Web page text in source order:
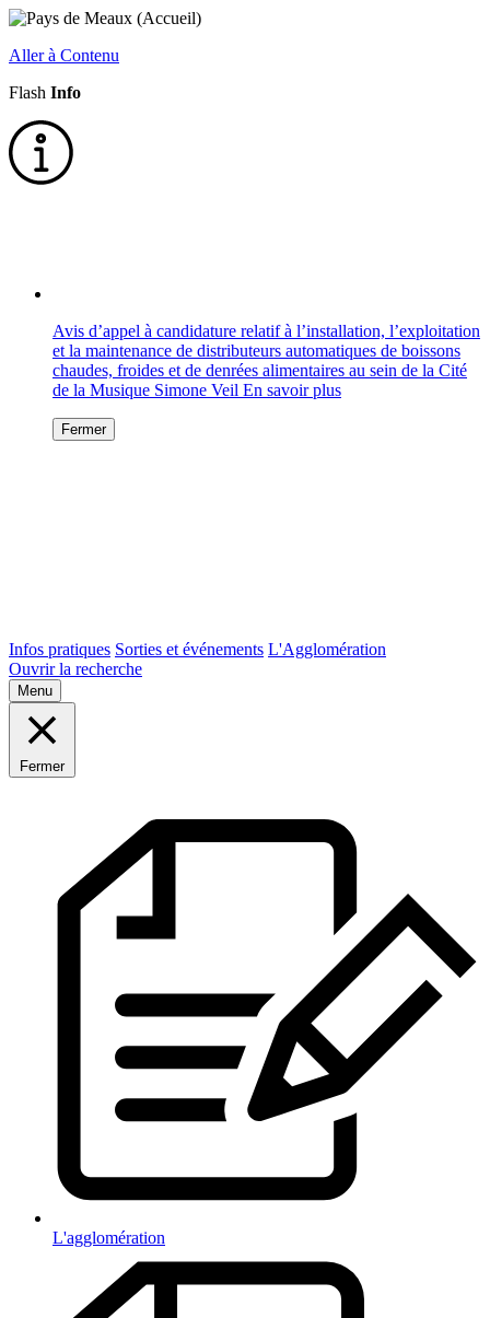
Aller à Contenu
Flash Info
Avis d’appel à candidature relatif à l’installation, l’exploitation
et la maintenance de distributeurs automatiques de boissons
chaudes, froides et de denrées alimentaires au sein de la Cité
de la Musique Simone Veil En savoir plus
Fermer
Infos pratiques Sorties et événements L'Agglomération
Ouvrir la recherche
Menu
Fermer
L'agglomération